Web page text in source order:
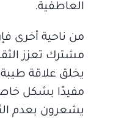
العاطفية.
من ناحية أخرى
مشترك تعزز
يخلق علاقة
مفيدًا بشكل
يشعرون بعدم